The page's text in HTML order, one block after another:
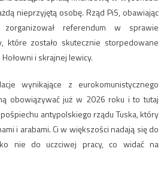
nieprzyjętą osobę. Rząd PiS, obawiając
zorganizował referendum w sprawie
które zostało skutecznie storpedowane
i skrajnej lewicy.
wynikające z eurokomunistycznego
obowiązywać już w 2026 roku i to tutaj
antypolskiego rządu Tuska, który
i arabami. Ci w większości nadają się do
nie do uczciwej pracy, co widać na